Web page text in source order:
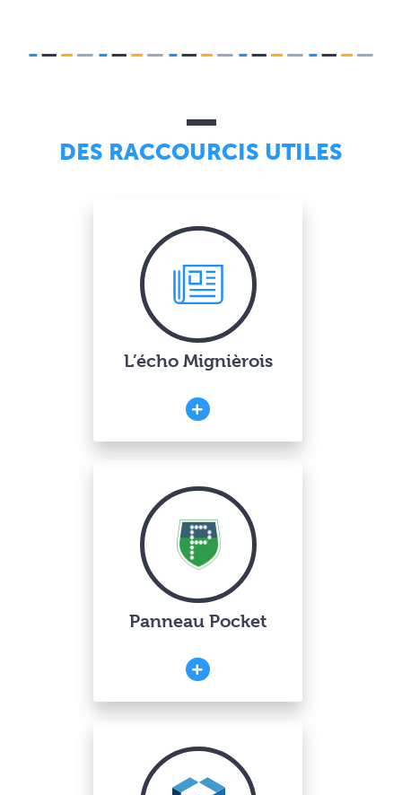
DES RACCOURCIS UTILES
L’écho Mignièrois
Panneau Pocket